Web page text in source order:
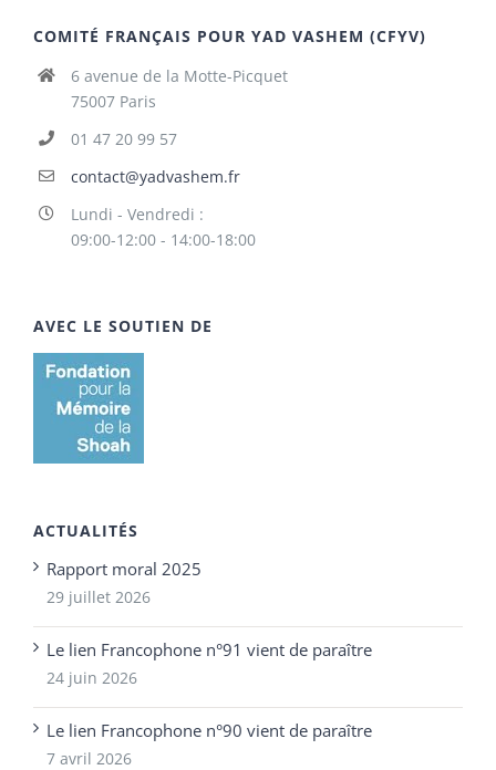
COMITÉ FRANÇAIS POUR YAD VASHEM (CFYV)
6 avenue de la Motte-Picquet
75007 Paris
01 47 20 99 57
contact@yadvashem.fr
Lundi - Vendredi :
09:00-12:00 - 14:00-18:00
AVEC LE SOUTIEN DE
ACTUALITÉS
Rapport moral 2025
29 juillet 2026
Le lien Francophone n°91 vient de paraître
24 juin 2026
Le lien Francophone n°90 vient de paraître
7 avril 2026